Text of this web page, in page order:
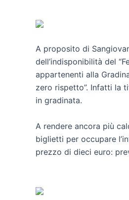
A proposito di
dell’indisponibilità del
appartenenti alla
zero rispetto”. Infatti la
in gradinata.
A rendere ancora più
biglietti per occupare
prezzo di dieci euro: